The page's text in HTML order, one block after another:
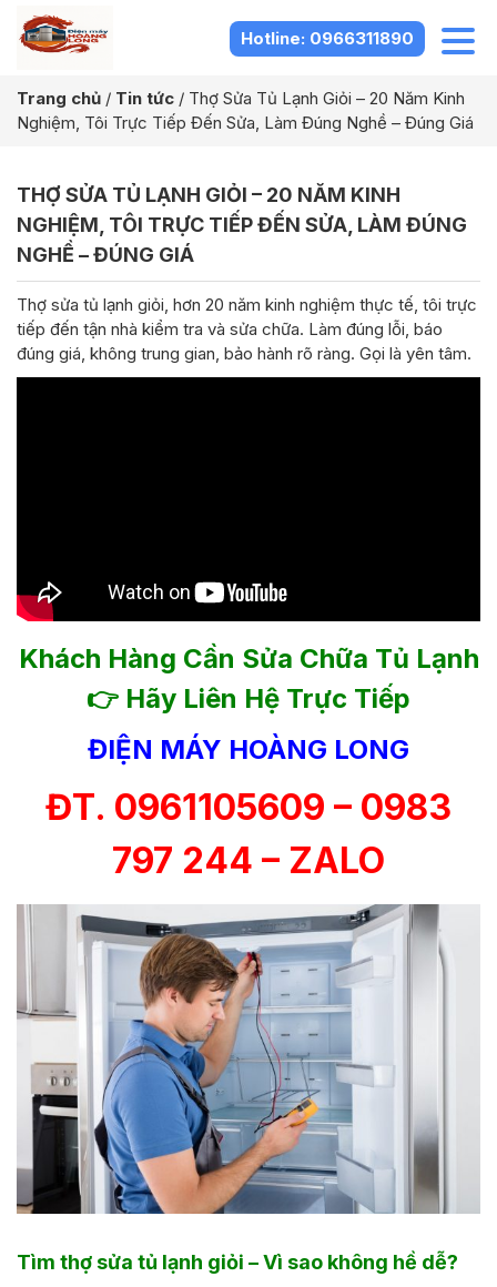
Hotline: 0966311890
Trang chủ / Tin tức / Thợ Sửa Tủ Lạnh Giỏi – 20 Năm Kinh
Nghiệm, Tôi Trực Tiếp Đến Sửa, Làm Đúng Nghề – Đúng Giá
THỢ SỬA TỦ LẠNH GIỎI – 20 NĂM KINH
NGHIỆM, TÔI TRỰC TIẾP ĐẾN SỬA, LÀM ĐÚNG
NGHỀ – ĐÚNG GIÁ
Thợ sửa tủ lạnh giỏi, hơn 20 năm kinh nghiệm thực tế, tôi trực
tiếp đến tận nhà kiểm tra và sửa chữa. Làm đúng lỗi, báo
đúng giá, không trung gian, bảo hành rõ ràng. Gọi là yên tâm.
Khách Hàng Cần Sửa Chữa Tủ Lạnh
👉 Hãy Liên Hệ Trực Tiếp
ĐIỆN MÁY HOÀNG LONG
ĐT. 0961105609 – 0983
797 244 – ZALO
Tìm thợ sửa tủ lạnh giỏi – Vì sao không hề dễ?